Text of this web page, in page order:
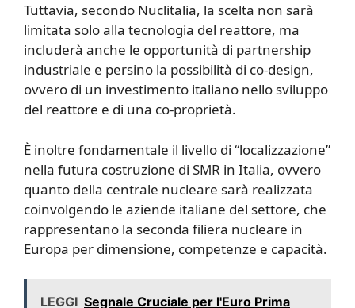
Tuttavia, secondo Nuclitalia, la scelta non sarà
limitata solo alla tecnologia del reattore, ma
includerà anche le opportunità di partnership
industriale e persino la possibilità di co-design,
ovvero di un investimento italiano nello sviluppo
del reattore e di una co-proprietà.
È inoltre fondamentale il livello di “localizzazione”
nella futura costruzione di SMR in Italia, ovvero
quanto della centrale nucleare sarà realizzata
coinvolgendo le aziende italiane del settore, che
rappresentano la seconda filiera nucleare in
Europa per dimensione, competenze e capacità.
LEGGI Segnale Cruciale per l'Euro Prima